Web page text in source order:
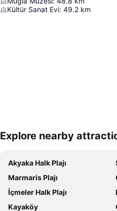
Kültür Sanat Evi: 49.2 km
Haritayı genişlet
Explore nearby
Akyaka Halk Plajı
Marmaris Plajı
İçmeler Halk Plajı
Kayaköy